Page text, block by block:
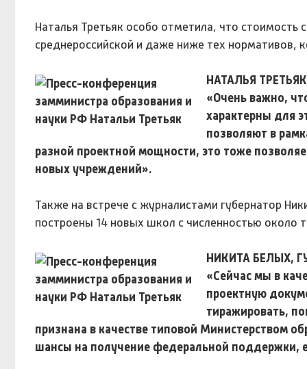
Наталья Третьяк особо отметила, что стоимость
среднероссийской и даже ниже тех нормативов,
НАТАЛЬЯ
«Очень важно,
характерны для
позволяют в
разной проектной мощности, это тоже
новых учреждений».
Также на встрече с журналистами губернатор
построены 14 новых школ с численностью около
НИКИТА БЕЛЫХ,
«Сейчас мы в
проектную
тиражировать,
признана в качестве типовой Министерством
шансы на получение федеральной поддержки,